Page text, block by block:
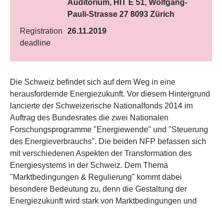
Auditorium, HIT E 51, Wolfgang-
Pauli-Strasse 27 8093 Zürich
Registration
deadline
26.11.2019
Die Schweiz befindet sich auf dem Weg in eine
herausfordernde Energiezukunft. Vor diesem Hintergrund
lancierte der Schweizerische Nationalfonds 2014 im
Auftrag des Bundesrates die zwei Nationalen
Forschungsprogramme "Energiewende" und "Steuerung
des Energieverbrauchs". Die beiden NFP befassen sich
mit verschiedenen Aspekten der Transformation des
Energiesystems in der Schweiz. Dem Thema
"Marktbedingungen & Regulierung" kommt dabei
besondere Bedeutung zu, denn die Gestaltung der
Energiezukunft wird stark von Marktbedingungen und